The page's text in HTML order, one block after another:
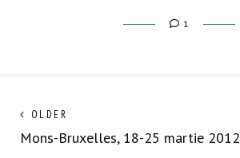
1
Navigare
în
OLDER
post:
Mons-Bruxelles, 18-25 martie 2012